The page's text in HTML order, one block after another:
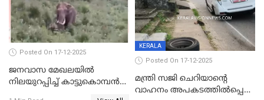
Posted On 17-12-2025
ജനവാസ മേഖലയില്‍
നിലയുറപ്പിച്ച് കാട്ടുകൊമ്പന്‍
KERALA
Posted On 17-12-2025
മന്ത്രി സജി ചെറിയാന്റെ
വാഹനം അപകടത്തിൽപ്പെട്ടു;